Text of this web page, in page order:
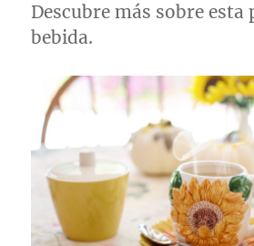
Descubre más sobre esta
bebida.